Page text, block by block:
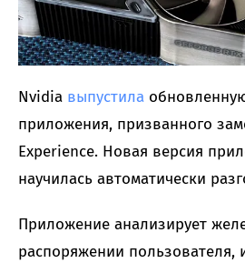
Nvidia выпустила
приложения, призванного
Experience. Новая версия
научилась автоматически
Приложение анализирует
распоряжении пользователя,